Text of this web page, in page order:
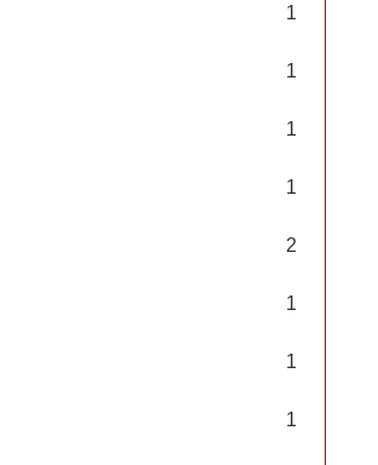
1
1
1
1
2
1
1
1